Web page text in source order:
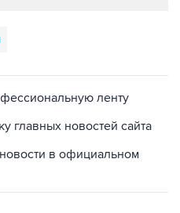
ленту
главных новостей сайта
в официальном